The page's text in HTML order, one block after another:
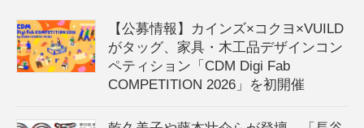
【公募情報】カインズ×コクヨ×VUILD
がタッグ、家具・木工品デザインコン
ペティション「CDM Digi Fab
COMPETITION 2026」を初開催